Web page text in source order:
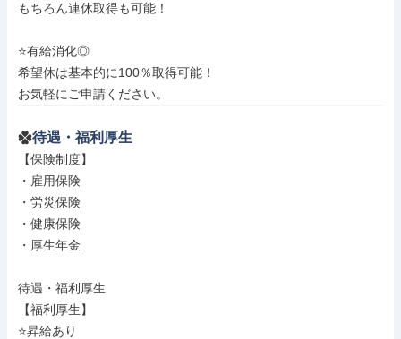
もちろん連休取得も可能！
⭐有給消化◎
希望休は基本的に100％取得可能！
お気軽にご申請ください。
待遇・福利厚生
【保険制度】
・雇用保険
・労災保険
・健康保険
・厚生年金
待遇・福利厚生
【福利厚生】
⭐昇給あり